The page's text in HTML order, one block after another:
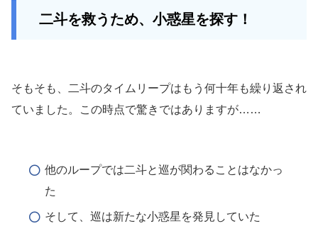
二斗を救うため、小惑星を探す！
そもそも、二斗のタイムリープはもう何十年も繰り返され
ていました。この時点で驚きではありますが……
他のループでは二斗と巡が関わることはなかっ
た
そして、巡は新たな小惑星を発見していた